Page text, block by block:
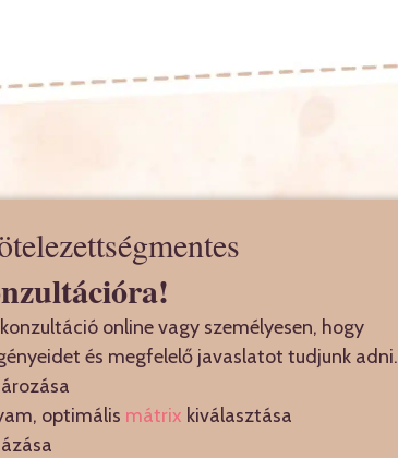
online vagy személyesen, hogy
és megfelelő javaslatot tudjunk adni.
optimális mátrix kiválasztása